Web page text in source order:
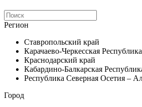
Регион
Ставропольский край
Карачаево-Черкесская Республика
Краснодарский край
Кабардино-Балкарская
Республика Северная Осетия –
Город